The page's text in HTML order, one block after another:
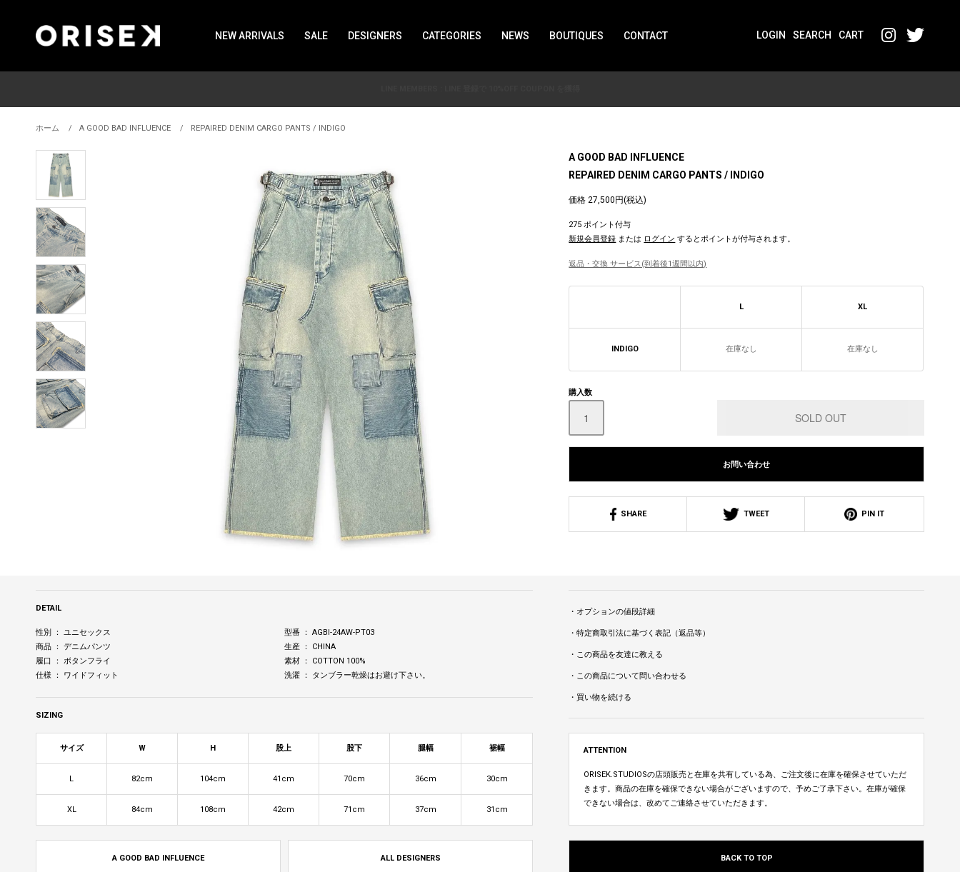
NEW ARRIVALS SALE DESIGNERS CATEGORIES NEWS BOUTIQUES CONTACT LOGIN SEARCH CART
ホーム A GOOD BAD INFLUENCE REPAIRED DENIM CARGO PANTS / INDIGO
A GOOD BAD INFLUENCE
REPAIRED DENIM CARGO PANTS / INDIGO
価格 27,500円(税込)
275 ポイント付与
新規会員登録 または ログイン するとポイントが付与されます。
返品・交換 サービス(到着後1週間以内)
L XL
INDIGO 在庫なし 在庫なし
購入数
お問い合わせ
SHARE TWEET PIN IT
DETAIL
性別 ： ユニセックス
商品 ： デニムパンツ
履口 ： ボタンフライ
仕様 ： ワイドフィット
型番 ： AGBI-24AW-PT03
生産 ： CHINA
素材 ： COTTON 100%
洗濯 ： タンブラー乾燥はお避け下さい。
SIZING
サイズ W H 股上 股下 腿幅 裾幅
L 82cm 104cm 41cm 70cm 36cm 30cm
XL 84cm 108cm 42cm 71cm 37cm 31cm
A GOOD BAD INFLUENCE ALL DESIGNERS
・オプションの値段詳細
・特定商取引法に基づく表記（返品等）
・この商品を友達に教える
・この商品について問い合わせる
・買い物を続ける
ATTENTION
ORISEK.STUDIOSの店頭販売と在庫を共有している為、ご注文後に在庫を確保させていただ
きます。商品の在庫を確保できない場合がございますので、予めご了承下さい。在庫が確保
できない場合は、改めてご連絡させていただきます。
BACK TO TOP